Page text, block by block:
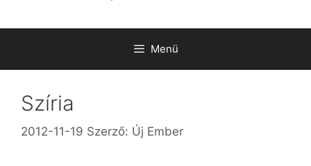
Menü
Szíria
2012-11-19 Szerző: Új Ember